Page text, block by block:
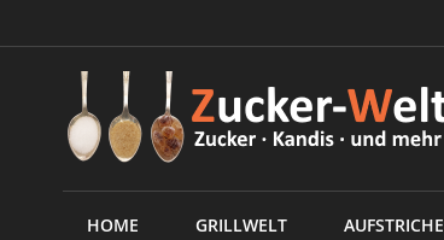
zum
HOME GRILLWELT AUFSTRICHE